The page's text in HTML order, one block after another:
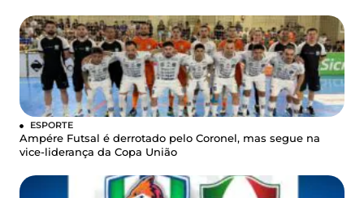
ESPORTE
Ampére Futsal é derrotado pelo Coronel, mas segue na
vice-liderança da Copa União